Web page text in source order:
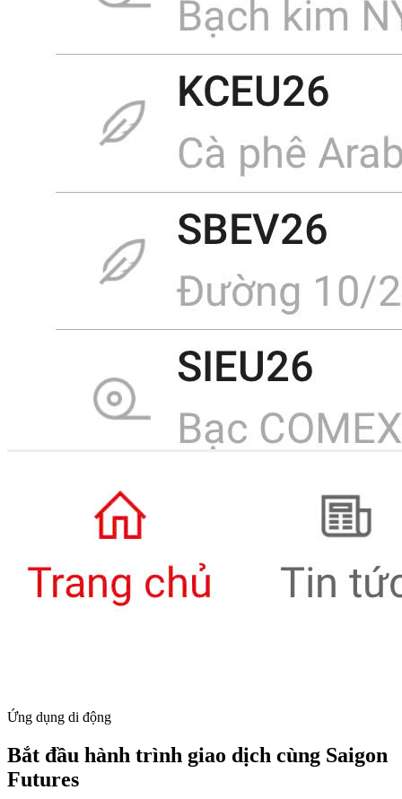
Ứng dụng di động
Bắt đầu hành trình giao dịch cùng Saigon
Futures